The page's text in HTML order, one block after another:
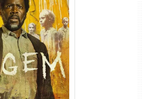
Torrent
DL 1080p/4K
Áudio